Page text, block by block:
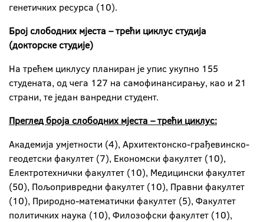
генетичких ресурса (10).
Број слободних мјеста – трећи циклус студија
(докторске студије)
На трећем циклусу планиран је упис укупно 155
студената, од чега 127 на самофинансирању, као и 21
страни, те један ванредни студент.
Преглед броја слободних мјеста – трећи циклус:
Академија умјетности (4), Архитектонско-грађевинско-
геодетски факултет (7), Економски факултет (10),
Електротехнички факултет (10), Медицински факултет
(50), Пољопривредни факултет (10), Правни факултет
(10), Природно-математички факултет (5), Факултет
политичких наука (10), Филозофски факултет (10),